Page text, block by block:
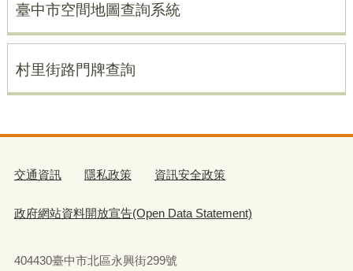
臺中市空間地圖查詢系統
村里街路門牌查詢
交通資訊 隱私政策 資訊安全政策
政府網站資料開放宣告(Open Data Statement)
404430臺中市北區永興街299號